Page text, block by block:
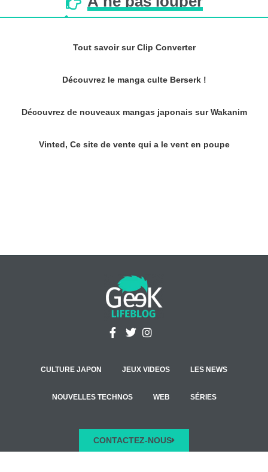
Tout savoir sur Clip Converter
Découvrez le manga culte Berserk !
Découvrez de nouveaux mangas japonais sur Wakanim
Vinted, Ce site de vente qui a le vent en poupe
CULTURE JAPON JEUX VIDEOS LES NEWS
NOUVELLES TECHNOS WEB SÉRIES
CONTACTEZ-NOUS